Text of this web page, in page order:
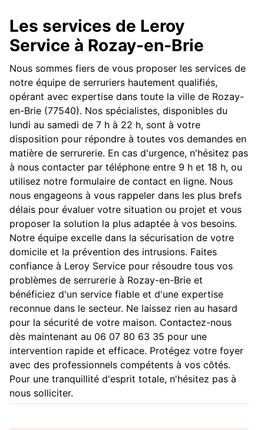
Les services de Leroy
Service à Rozay-en-Brie
Nous sommes fiers de vous proposer les services de
notre équipe de serruriers hautement qualifiés,
opérant avec expertise dans toute la ville de Rozay-
en-Brie (77540). Nos spécialistes, disponibles du
lundi au samedi de 7 h à 22 h, sont à votre
disposition pour répondre à toutes vos demandes en
matière de serrurerie. En cas d'urgence, n'hésitez pas
à nous contacter par téléphone entre 9 h et 18 h, ou
utilisez notre formulaire de contact en ligne. Nous
nous engageons à vous rappeler dans les plus brefs
délais pour évaluer votre situation ou projet et vous
proposer la solution la plus adaptée à vos besoins.
Notre équipe excelle dans la sécurisation de votre
domicile et la prévention des intrusions. Faites
confiance à Leroy Service pour résoudre tous vos
problèmes de serrurerie à Rozay-en-Brie et
bénéficiez d'un service fiable et d'une expertise
reconnue dans le secteur. Ne laissez rien au hasard
pour la sécurité de votre maison. Contactez-nous
dès maintenant au 06 07 80 63 35 pour une
intervention rapide et efficace. Protégez votre foyer
avec des professionnels compétents à vos côtés.
Pour une tranquillité d'esprit totale, n'hésitez pas à
nous solliciter.